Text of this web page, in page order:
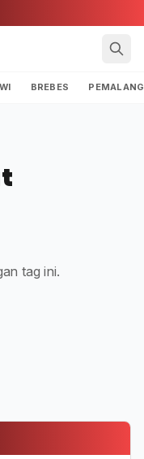
BREBES PEMALANG
tag ini.